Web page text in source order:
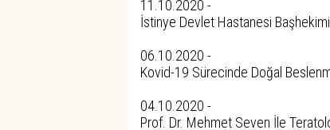
11.10.2020 -
İstinye Devlet Hastanesi
06.10.2020 -
Kovid-19 Sürecinde Doğal
04.10.2020 -
Prof. Dr. Mehmet Seven İle